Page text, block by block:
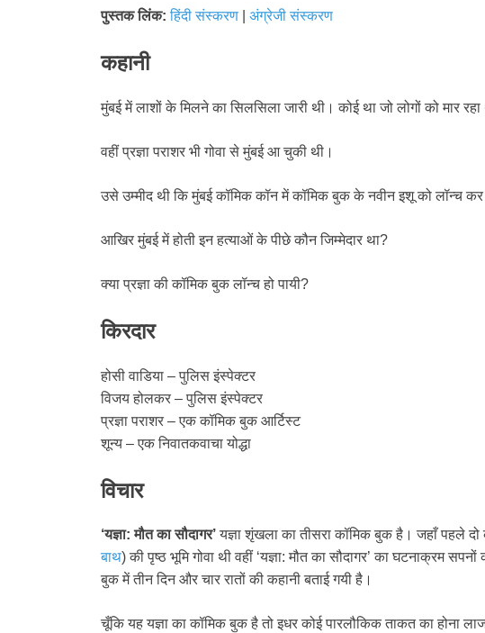
पुस्तक लिंक: हिंदी संस्करण अंग्रेजी संस्करण
कहानी
मुंबई में लाशों के मिलने का सिलसिला जारी थी। कोई था जो लोगों को मार
वहीं प्रज्ञा पराशर भी गोवा से मुंबई आ चुकी थी।
उसे उम्मीद थी कि मुंबई कॉमिक कॉन में कॉमिक बुक के नवीन इशू को लॉन्च कर
आखिर मुंबई में होती इन हत्याओं के पीछे कौन जिम्मेदार था?
क्या प्रज्ञा की कॉमिक बुक लॉन्च हो पायी?
किरदार
होसी वाडिया – पुलिस इंस्पेक्टर
विजय होलकर – पुलिस इंस्पेक्टर
प्रज्ञा पराशर – एक कॉमिक बुक आर्टिस्ट
शून्य – एक निवातकवाचा योद्धा
विचार
‘यज्ञा: मौत का सौदागर’यज्ञा शृंखला का तीसरा कॉमिक बुक है। जहाँ पहले
बाथ) की पृष्ठ भूमि गोवा थी वहीं ‘यज्ञा: मौत का सौदागर’ का घटनाक्रम
बुक में तीन दिन और चार रातों की कहानी बताई गयी है।
चूँकि यह यज्ञा का कॉमिक बुक है तो इधर कोई पारलौकिक ताकत का होना